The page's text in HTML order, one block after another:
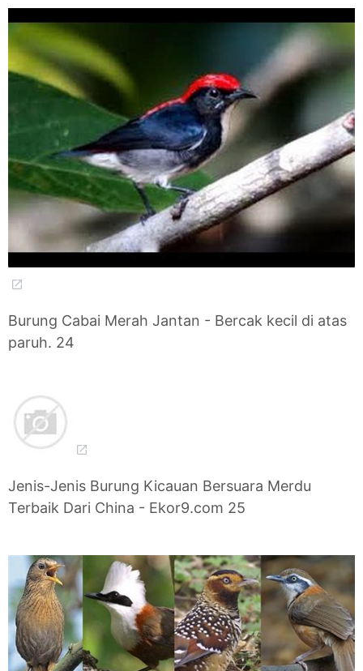
Burung Cabai Merah Jantan - Bercak kecil di atas
paruh. 24
Jenis-Jenis Burung Kicauan Bersuara Merdu
Terbaik Dari China - Ekor9.com 25